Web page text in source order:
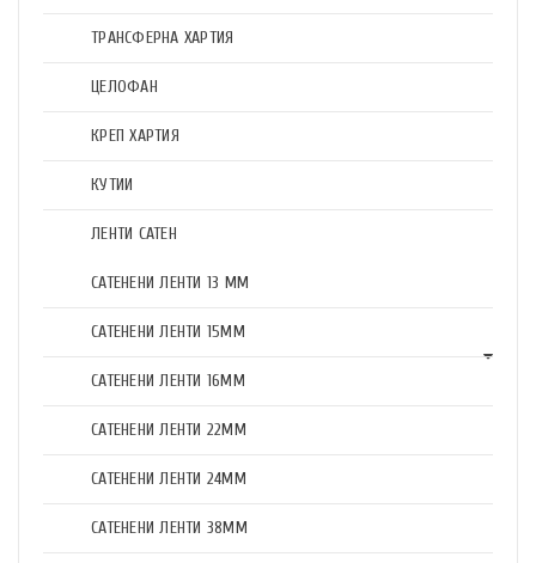
ТРАНСФЕРНА ХАРТИЯ
ЦЕЛОФАН
КРЕП ХАРТИЯ
КУТИИ
ЛЕНТИ САТЕН
САТЕНЕНИ ЛЕНТИ 13 ММ
САТЕНЕНИ ЛЕНТИ 15ММ
САТЕНЕНИ ЛЕНТИ 16ММ
САТЕНЕНИ ЛЕНТИ 22ММ
САТЕНЕНИ ЛЕНТИ 24ММ
САТЕНЕНИ ЛЕНТИ 38ММ